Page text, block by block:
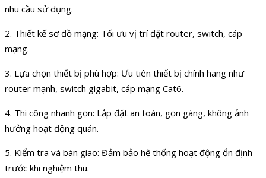
nhu cầu sử dụng.
2. Thiết kế sơ đồ mạng: Tối ưu vị trí đặt router, switch, cáp
mạng.
3. Lựa chọn thiết bị phù hợp: Ưu tiên thiết bị chính hãng như
router mạnh, switch gigabit, cáp mạng Cat6.
4. Thi công nhanh gọn: Lắp đặt an toàn, gọn gàng, không ảnh
hưởng hoạt động quán.
5. Kiểm tra và bàn giao: Đảm bảo hệ thống hoạt động ổn định
trước khi nghiệm thu.